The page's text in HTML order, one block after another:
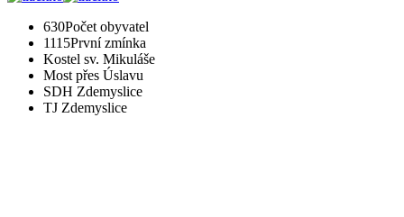
630Počet obyvatel
1115První zmínka
Kostel sv. Mikuláše
Most přes Úslavu
SDH Zdemyslice
TJ Zdemyslice